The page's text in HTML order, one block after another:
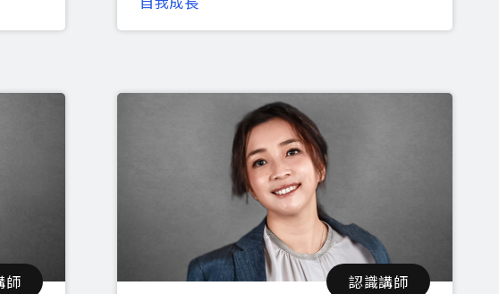
師 認識講師